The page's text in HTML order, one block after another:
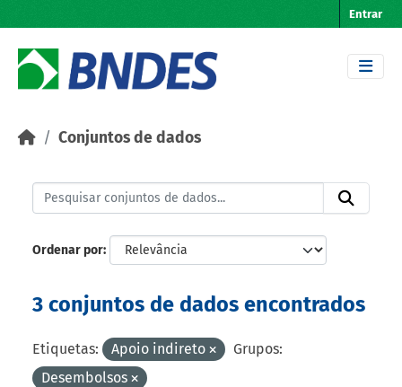
Entrar
Conjuntos de dados
Ordenar por
3 conjuntos de dados encontrados
Etiquetas: Apoio indireto
Grupos:
Desembolsos